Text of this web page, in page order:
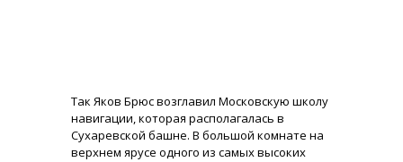
Так Яков Брюс возглавил Московскую школу
навигации, которая располагалась в
Сухаревской башне. В большой комнате на
верхнем ярусе одного из самых высоких